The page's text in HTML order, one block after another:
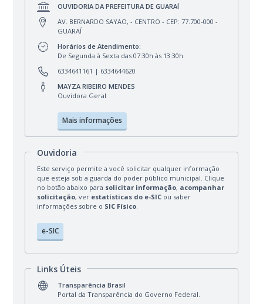
OUVIDORIA DA PREFEITURA DE GUARAÍ
AV. BERNARDO SAYAO, - CENTRO - CEP: 77.700-000 -
GUARAÍ
Horários de Atendimento:
De Segunda à Sexta das 07:30h às 13:30h
6334641161 | 6334644620
MAYZA RIBEIRO MENDES
Ouvidora Geral
Mais informações
Ouvidoria
Este serviço permite a você solicitar qualquer informação
que esteja sob a guarda do poder público municipal. Clique
no botão abaixo para solicitar informação, acompanhar
solicitação, ver estatísticas do e-SIC ou saber
informações sobre o SIC Físico
e-SIC
Links Úteis
Transparência Brasil
Portal da Transparência do Governo Federal.